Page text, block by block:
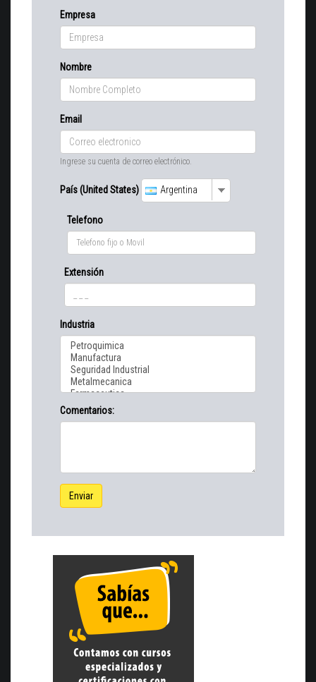
Empresa
Nombre
Email
Ingrese su cuenta de correo electrónico.
País (United States) Argentina
Telefono
Extensión
Industria
Comentarios:
Enviar